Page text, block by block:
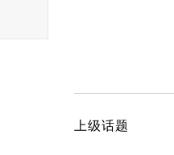
上级话题